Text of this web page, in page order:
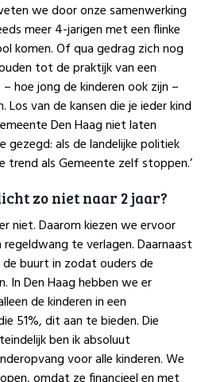
we door onze samenwerking
meer 4-jarigen met een flinke
komen. Of qua gedrag zich nog
tot de praktijk van een
hoe jong de kinderen ook zijn –
Los van de kansen die je ieder kind
Den Haag niet laten
gezegd: als de landelijke politiek
trend als Gemeente zelf stoppen.’
zo niet naar 2 jaar?
niet. Daarom kiezen we ervoor
te verlagen. Daarnaast
buurt in zodat ouders de
In Den Haag hebben we er
de kinderen in een
51%, dit aan te bieden. Die
ben ik absoluut
voor alle kinderen. We